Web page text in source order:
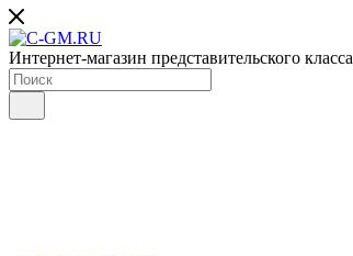
Интернет-магазин представительского класса